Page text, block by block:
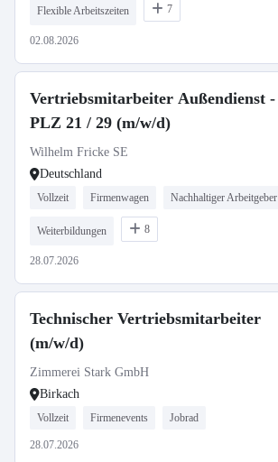
Flexible Arbeitszeiten 7
02.08.2026
Vertriebsmitarbeiter Außendienst -
PLZ 21 / 29 (m/w/d)
Wilhelm Fricke SE
Deutschland
Vollzeit Firmenwagen Nachhaltiger Arbeitgeber
Weiterbildungen 8
28.07.2026
Technischer Vertriebsmitarbeiter
(m/w/d)
Zimmerei Stark GmbH
Birkach
Vollzeit Firmenevents Jobrad
28.07.2026